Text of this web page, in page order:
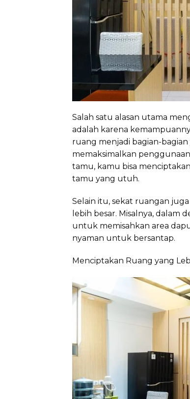
Salah satu alasan utama
adalah karena
ruang menjadi bagian-
memaksimalkan
tamu, kamu bisa
tamu yang utuh.
Selain itu, sekat ruangan
lebih besar. Misalnya, dalam
untuk memisahkan area
nyaman untuk bersantap.
Menciptakan Ruang yang